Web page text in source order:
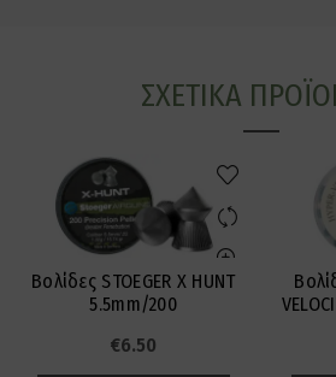
ΣΧΕΤΙΚΆ
Βολίδες STOEGER X HUNT
5.5mm/200
€6.50